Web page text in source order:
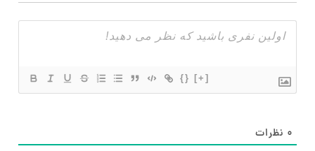
{} [+]
۰ نظرات